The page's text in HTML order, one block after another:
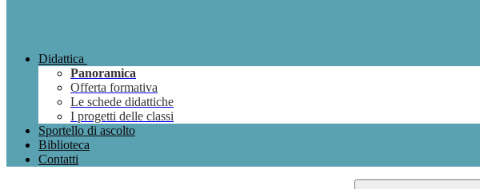
Didattica
Panoramica
Offerta formativa
Le schede didattiche
I progetti delle classi
Sportello di ascolto
Biblioteca
Contatti